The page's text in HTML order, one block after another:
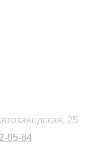
25
05-84